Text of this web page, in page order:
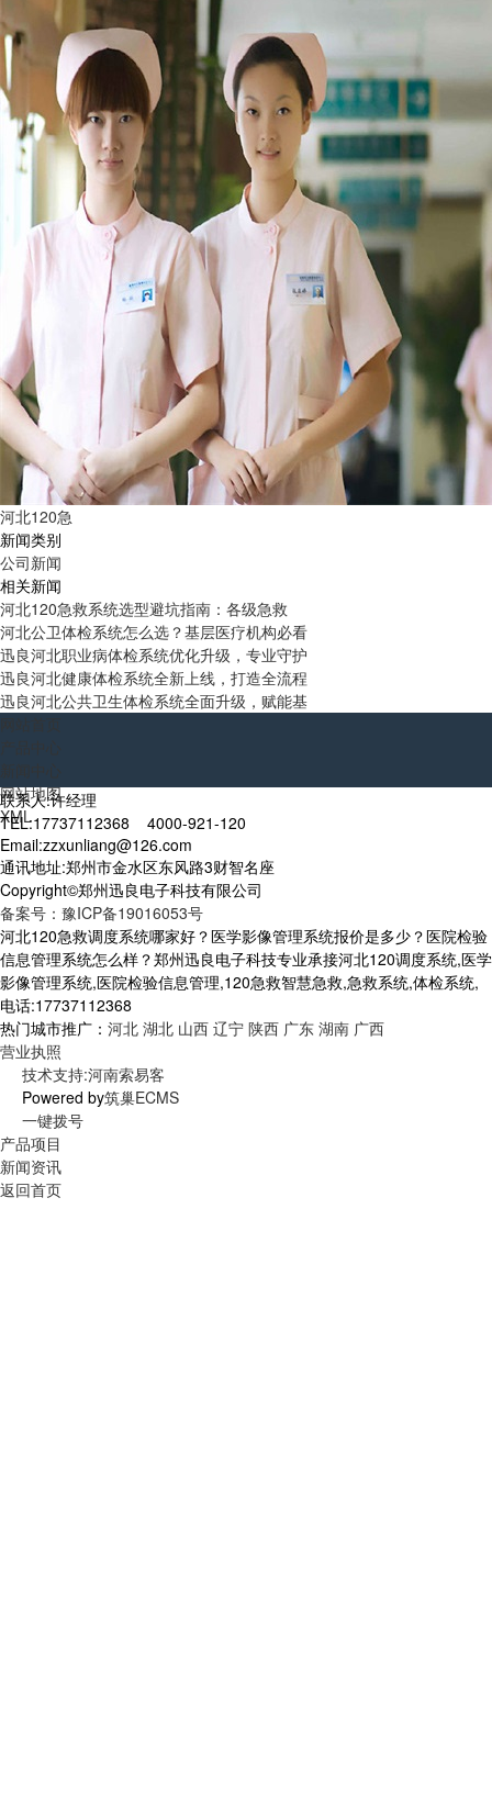
河北120急
新闻类别
公司新闻
相关新闻
河北120急救系统选型避坑指南：各级急救
河北公卫体检系统怎么选？基层医疗机构必看
迅良河北职业病体检系统优化升级，专业守护
迅良河北健康体检系统全新上线，打造全流程
迅良河北公共卫生体检系统全面升级，赋能基
网站地图
XML
联系人:许经理
TEL:17737112368 4000-921-120
Email:zzxunliang@126.com
通讯地址:郑州市金水区东风路3财智名座
Copyright©郑州迅良电子科技有限公司
备案号：豫ICP备19016053号
河北120急救调度系统哪家好？医学影像管理系统报价是多少？医院检验
信息管理系统怎么样？郑州迅良电子科技专业承接河北120调度系统,医学
影像管理系统,医院检验信息管理,120急救智慧急救,急救系统,体检系统,
电话:17737112368
热门城市推广： 河北 湖北 山西 辽宁 陕西 广东 湖南 广西
营业执照
技术支持:河南索易客
Powered by筑巢ECMS
一键拨号
产品项目
新闻资讯
返回首页